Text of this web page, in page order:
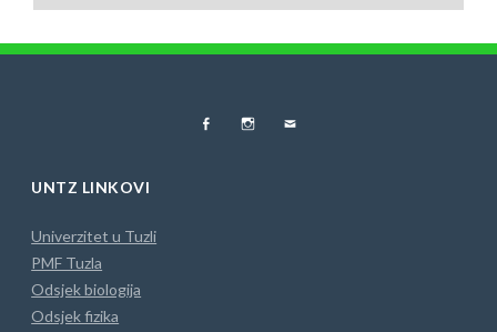
UNTZ LINKOVI
Univerzitet u Tuzli
PMF Tuzla
Odsjek biologija
Odsjek fizika